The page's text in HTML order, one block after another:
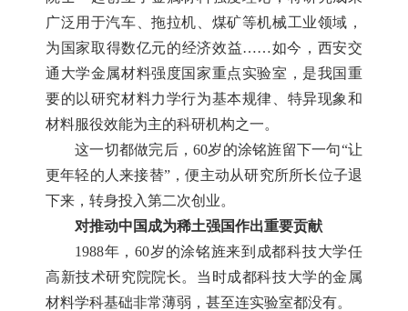
广泛用于汽车、拖拉机、煤矿等机械工业领域，
为国家取得数亿元的经济效益……如今，西安交
通大学金属材料强度国家重点实验室，是我国重
要的以研究材料力学行为基本规律、特异现象和
材料服役效能为主的科研机构之一。
这一切都做完后，60岁的涂铭旌留下一句“让
更年轻的人来接替”，便主动从研究所所长位子退
下来，转身投入第二次创业。
对推动中国成为稀土强国作出重要贡献
1988年，60岁的涂铭旌来到成都科技大学任
高新技术研究院院长。当时成都科技大学的金属
材料学科基础非常薄弱，甚至连实验室都没有。